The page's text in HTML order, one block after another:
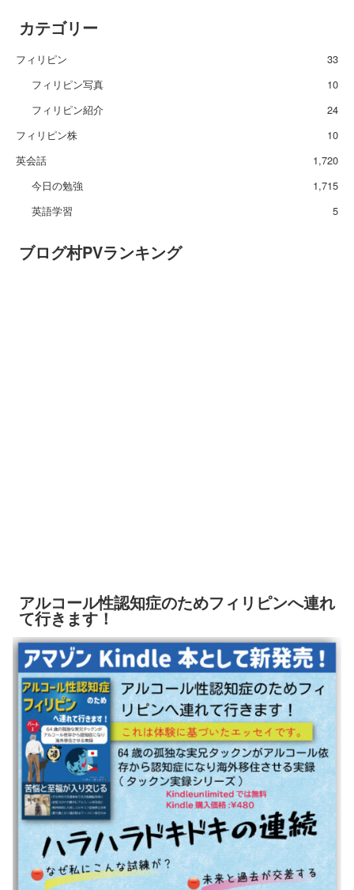
カテゴリー
フィリピン
33
フィリピン写真
10
フィリピン紹介
24
フィリピン株
10
英会話
1,720
今日の勉強
1,715
英語学習
5
ブログ村PVランキング
アルコール性認知症のためフィリピンへ連れ
て行きます！